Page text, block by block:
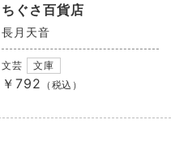
ちぐさ百貨店
長月天音
文芸 文庫
￥792 （税込）